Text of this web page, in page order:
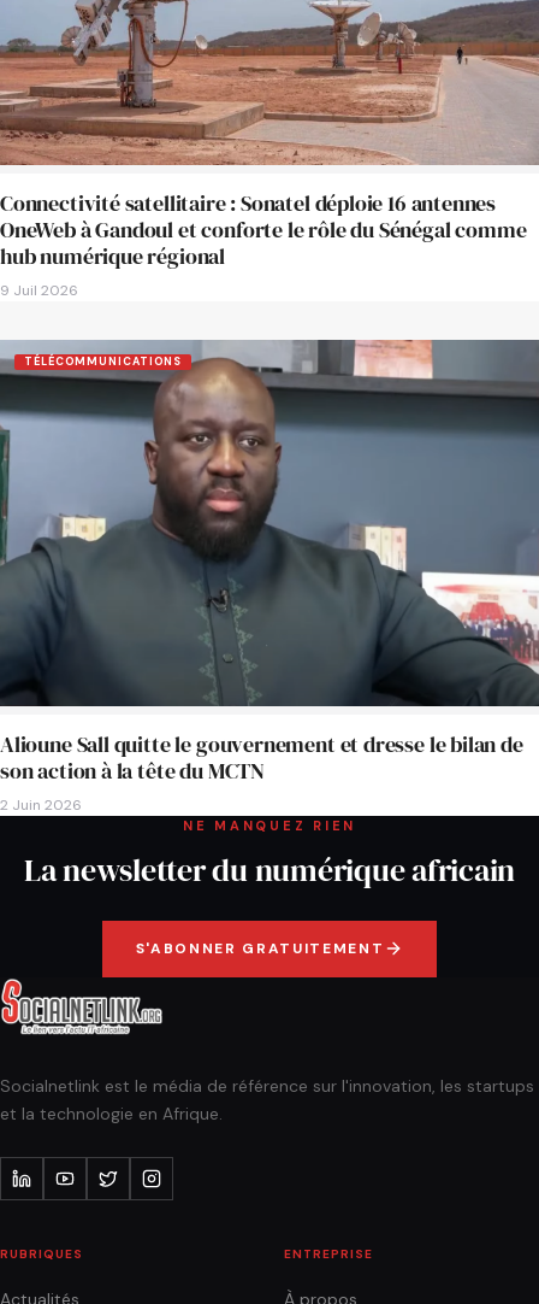
Connectivité satellitaire : Sonatel déploie 16 antennes
OneWeb à Gandoul et conforte le rôle du Sénégal comme
hub numérique régional
9 Juil 2026
TÉLÉCOMMUNICATIONS
Alioune Sall quitte le gouvernement et dresse le bilan de
son action à la tête du MCTN
2 Juin 2026
NE MANQUEZ RIEN
La newsletter du numérique africain
S'ABONNER GRATUITEMENT
Socialnetlink est le média de référence sur l'innovation, les startups
et la technologie en Afrique.
RUBRIQUES
Actualités
ENTREPRISE
À propos